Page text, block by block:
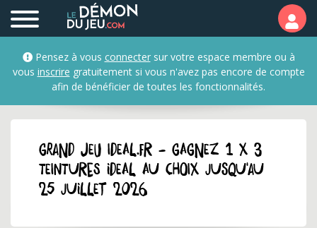
Pensez à vous connectersur votre espace membre ou à
vous inscrire gratuitement si vous n'avez pas encore de compte
afin de bénéficier de toutes les fonctionnalités.
GRAND JEU ideal.fr - Gagnez 1 x 3
teintures Ideal au choix jusqu'au
25 juillet 2026